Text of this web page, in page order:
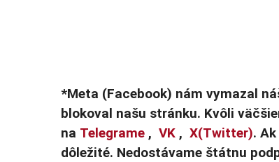
*Meta (Facebook) nám vymazal
blokoval našu stránku. Kvôli
na Telegrame , VK , X(Twitter).
dôležité. Nedostávame štátnu